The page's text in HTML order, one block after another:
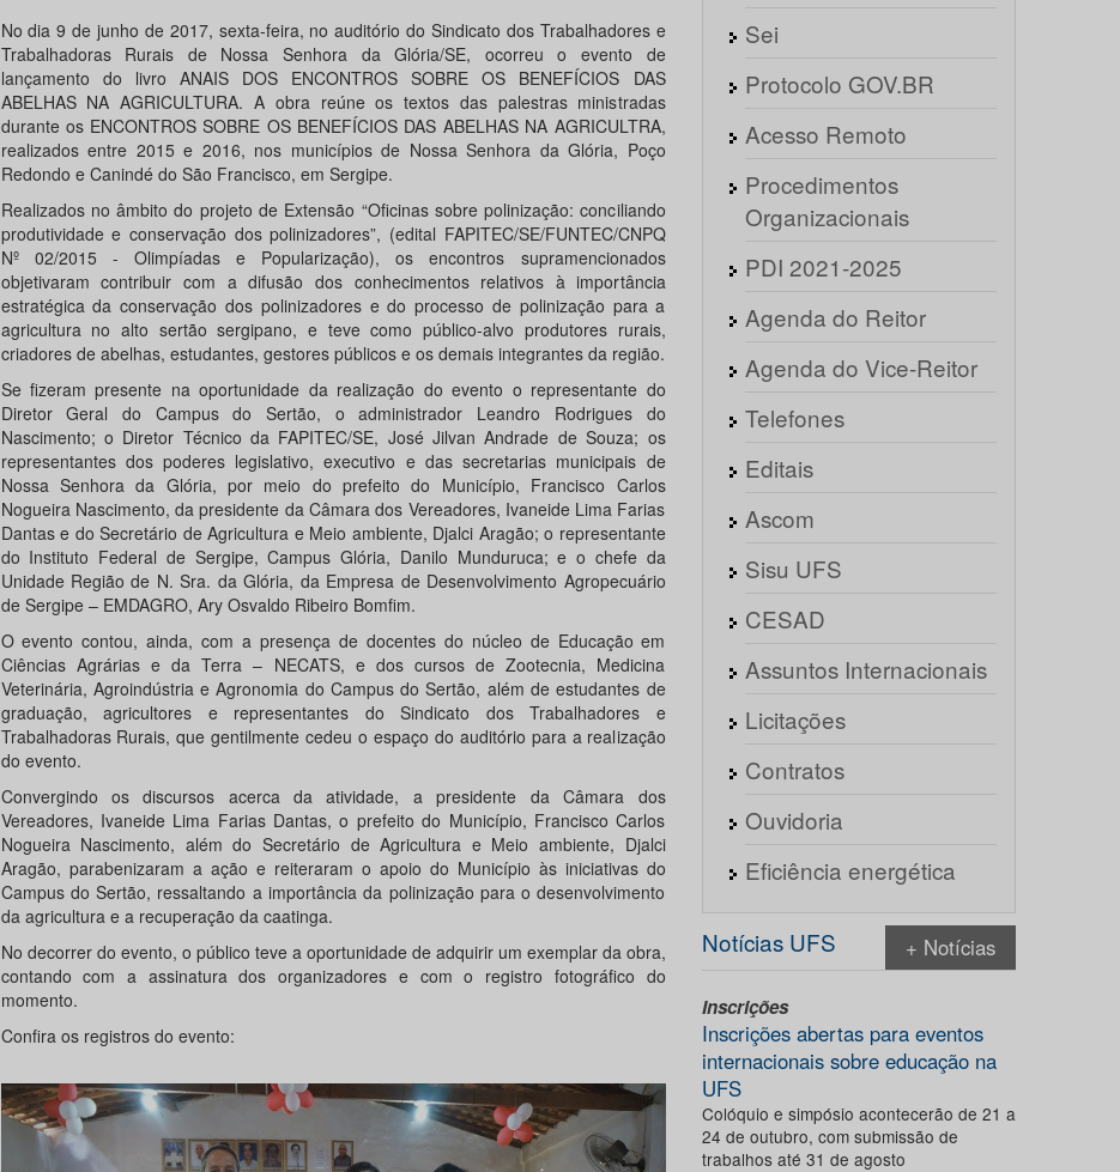
No dia 9 de junho de 2017, sexta-feira, no auditório do Sindicato dos Trabalhadores e
Trabalhadoras Rurais de Nossa Senhora da Glória/SE, ocorreu o evento de
lançamento do livro ANAIS DOS ENCONTROS SOBRE OS BENEFÍCIOS DAS
ABELHAS NA AGRICULTURA. A obra reúne os textos das palestras ministradas
durante os ENCONTROS SOBRE OS BENEFÍCIOS DAS ABELHAS NA AGRICULTRA,
realizados entre 2015 e 2016, nos municípios de Nossa Senhora da Glória, Poço
Redondo e Canindé do São Francisco, em Sergipe.
Realizados no âmbito do projeto de Extensão “Oficinas sobre polinização: conciliando
produtividade e conservação dos polinizadores”, (edital FAPITEC/SE/FUNTEC/CNPQ
Nº 02/2015 - Olimpíadas e Popularização), os encontros supramencionados
objetivaram contribuir com a difusão dos conhecimentos relativos à importância
estratégica da conservação dos polinizadores e do processo de polinização para a
agricultura no alto sertão sergipano, e teve como público-alvo produtores rurais,
criadores de abelhas, estudantes, gestores públicos e os demais integrantes da região.
Se fizeram presente na oportunidade da realização do evento o representante do
Diretor Geral do Campus do Sertão, o administrador Leandro Rodrigues do
Nascimento; o Diretor Técnico da FAPITEC/SE, José Jilvan Andrade de Souza; os
representantes dos poderes legislativo, executivo e das secretarias municipais de
Nossa Senhora da Glória, por meio do prefeito do Município, Francisco Carlos
Nogueira Nascimento, da presidente da Câmara dos Vereadores, Ivaneide Lima Farias
Dantas e do Secretário de Agricultura e Meio ambiente, Djalci Aragão; o representante
do Instituto Federal de Sergipe, Campus Glória, Danilo Munduruca; e o chefe da
Unidade Região de N. Sra. da Glória, da Empresa de Desenvolvimento Agropecuário
de Sergipe – EMDAGRO, Ary Osvaldo Ribeiro Bomfim.
O evento contou, ainda, com a presença de docentes do núcleo de Educação em
Ciências Agrárias e da Terra – NECATS, e dos cursos de Zootecnia, Medicina
Veterinária, Agroindústria e Agronomia do Campus do Sertão, além de estudantes de
graduação, agricultores e representantes do Sindicato dos Trabalhadores e
Trabalhadoras Rurais, que gentilmente cedeu o espaço do auditório para a realização
do evento.
Convergindo os discursos acerca da atividade, a presidente da Câmara dos
Vereadores, Ivaneide Lima Farias Dantas, o prefeito do Município, Francisco Carlos
Nogueira Nascimento, além do Secretário de Agricultura e Meio ambiente, Djalci
Aragão, parabenizaram a ação e reiteraram o apoio do Município às iniciativas do
Campus do Sertão, ressaltando a importância da polinização para o desenvolvimento
da agricultura e a recuperação da caatinga.
No decorrer do evento, o público teve a oportunidade de adquirir um exemplar da obra,
contando com a assinatura dos organizadores e com o registro fotográfico do
momento.
Confira os registros do evento:
Anterior Próximo
Sei
Protocolo GOV.BR
Acesso Remoto
Procedimentos
Organizacionais
PDI 2021-2025
Agenda do Reitor
Agenda do Vice-Reitor
Telefones
Editais
Ascom
Sisu UFS
CESAD
Assuntos Internacionais
Licitações
Contratos
Ouvidoria
Eficiência energética
Notícias UFS + Notícias
Inscrições
Inscrições abertas para eventos
internacionais sobre educação na
UFS
Colóquio e simpósio acontecerão de 21 a
24 de outubro, com submissão de
trabalhos até 31 de agosto